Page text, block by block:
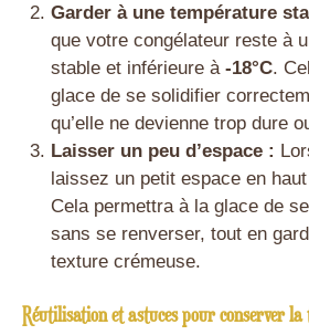
Garder à une température
que votre congélateur reste à
stable et inférieure à -18°C.
glace de se solidifier
qu’elle ne devienne trop dure
Laisser un peu d’espace :
laissez un petit espace en
Cela permettra à la glace de
sans se renverser, tout en
texture crémeuse.
Réutilisation et astuces pour conserver